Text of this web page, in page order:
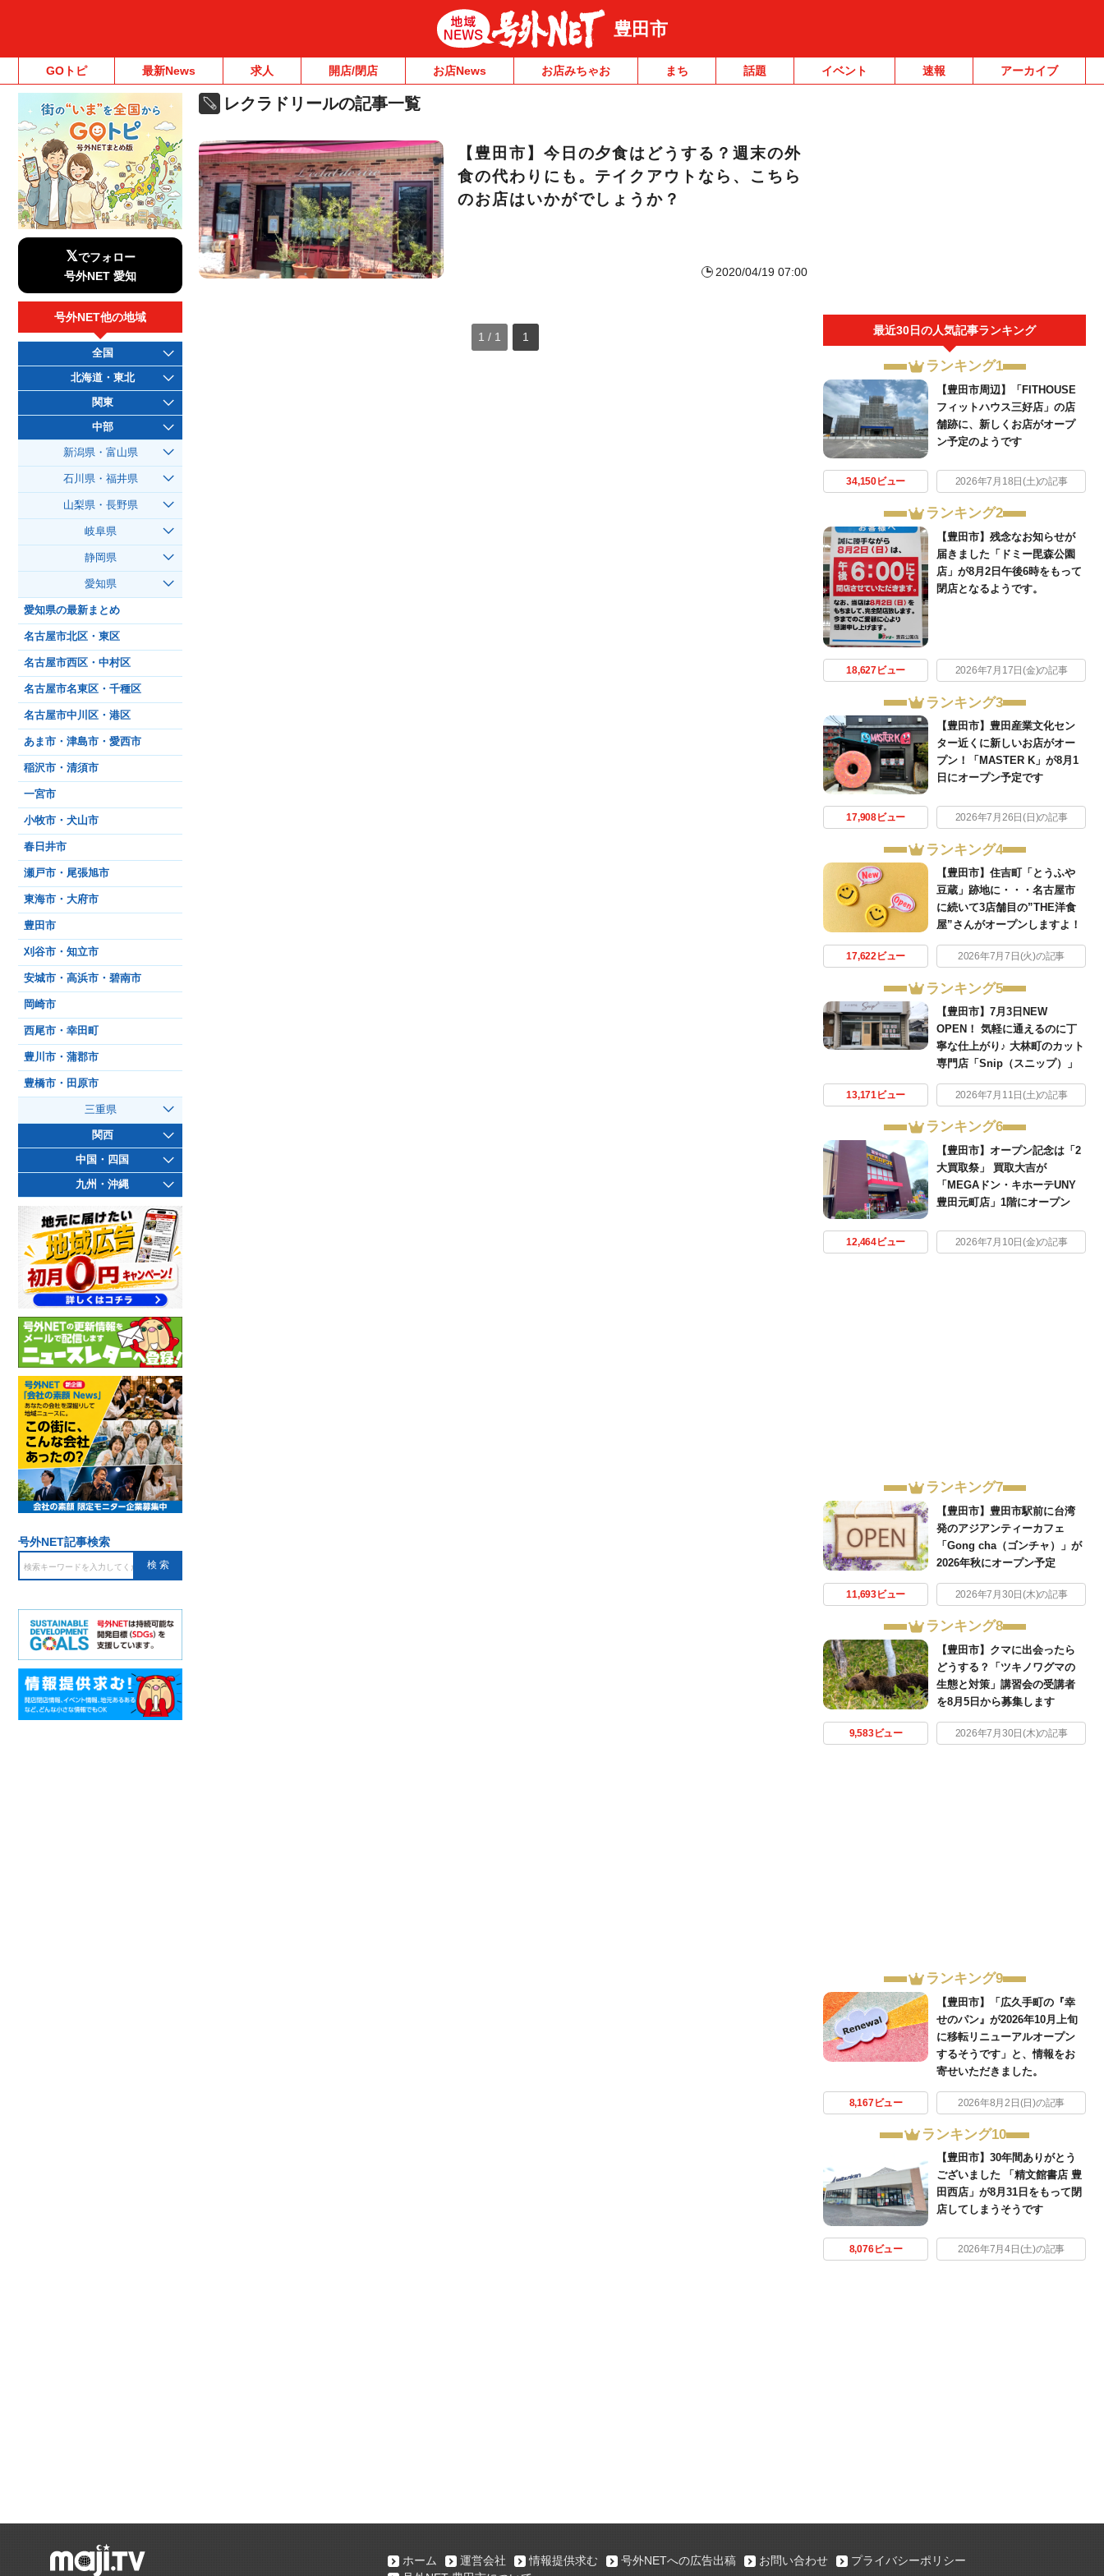
豊田市
GOトピ 最新News 求人 開店/閉店 お店News お店みちゃお まち 話題 イベント 速報 アーカイブ
レクラドリールの記事一覧
【豊田市】今日の夕食はどうする？週末の外
食の代わりにも。テイクアウトなら、こちら
のお店はいかがでしょうか？
2020/04/19 07:00
1 / 1 1
最近30日の人気記事ランキング
ランキング1
【豊田市周辺】「FITHOUSE
フィットハウス三好店」の店
舗跡に、新しくお店がオープ
ン予定のようです
34,150ビュー 2026年7月18日(土)の記事
ランキング2
【豊田市】残念なお知らせが
届きました「ドミー毘森公園
店」が8月2日午後6時をもって
閉店となるようです。
18,627ビュー 2026年7月17日(金)の記事
ランキング3
【豊田市】豊田産業文化セン
ター近くに新しいお店がオー
プン！「MASTER K」が8月1
日にオープン予定です
17,908ビュー 2026年7月26日(日)の記事
ランキング4
【豊田市】住吉町「とうふや
豆蔵」跡地に・・・名古屋市
に続いて3店舗目の”THE洋食
屋”さんがオープンしますよ！
17,622ビュー 2026年7月7日(火)の記事
ランキング5
【豊田市】7月3日NEW
OPEN！ 気軽に通えるのに丁
寧な仕上がり♪ 大林町のカット
専門店「Snip（スニップ）」
13,171ビュー 2026年7月11日(土)の記事
ランキング6
【豊田市】オープン記念は「2
大買取祭」 買取大吉が
「MEGAドン・キホーテUNY
豊田元町店」1階にオープン
12,464ビュー 2026年7月10日(金)の記事
ランキング7
【豊田市】豊田市駅前に台湾
発のアジアンティーカフェ
「Gong cha（ゴンチャ）」が
2026年秋にオープン予定
11,693ビュー 2026年7月30日(木)の記事
ランキング8
【豊田市】クマに出会ったら
どうする？「ツキノワグマの
生態と対策」講習会の受講者
を8月5日から募集します
9,583ビュー 2026年7月30日(木)の記事
ランキング9
【豊田市】「広久手町の『幸
せのパン』が2026年10月上旬
に移転リニューアルオープン
するそうです」と、情報をお
寄せいただきました。
8,167ビュー 2026年8月2日(日)の記事
ランキング10
【豊田市】30年間ありがとう
ございました 「精文館書店 豊
田西店」が8月31日をもって閉
店してしまうそうです
8,076ビュー 2026年7月4日(土)の記事
𝕏でフォロー
号外NET 愛知
号外NET他の地域
全国
北海道・東北
関東
中部
新潟県・富山県
石川県・福井県
山梨県・長野県
岐阜県
静岡県
愛知県
愛知県の最新まとめ
名古屋市北区・東区
名古屋市西区・中村区
名古屋市名東区・千種区
名古屋市中川区・港区
あま市・津島市・愛西市
稲沢市・清須市
一宮市
小牧市・犬山市
春日井市
瀬戸市・尾張旭市
東海市・大府市
豊田市
刈谷市・知立市
安城市・高浜市・碧南市
岡崎市
西尾市・幸田町
豊川市・蒲郡市
豊橋市・田原市
三重県
関西
中国・四国
九州・沖縄
号外NET記事検索
ホーム 運営会社 情報提供求む 号外NETへの広告出稿 お問い合わせ
プライバシーポリシー